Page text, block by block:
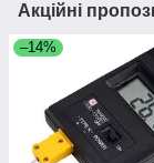
Акційні
–14%